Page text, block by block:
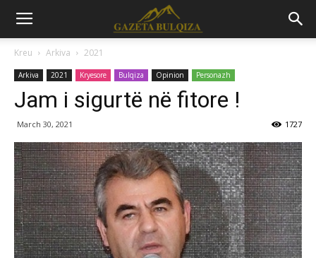
Kreu Arkiva 2021
Arkiva 2021 Kryesore Bulqiza Opinion Personazh
Jam i sigurtë në fitore !
March 30, 2021 1727